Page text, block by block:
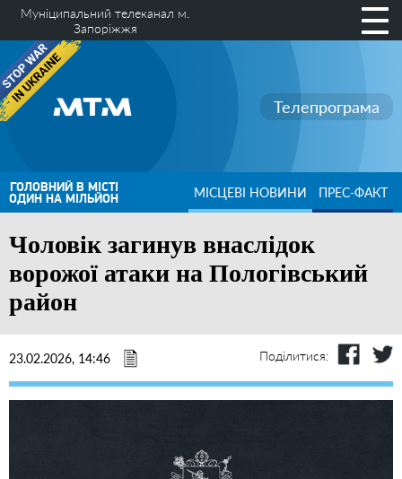
Муніципальний телеканал м.
Запоріжжя
Телепрограма
ГОЛОВНИЙ В МІСТІ
ОДИН НА МІЛЬЙОН МІСЦЕВІ НОВИНИ ПРЕС-ФАКТ
Чоловік загинув внаслідок
ворожої атаки на Пологівський
район
23.02.2026, 14:46 Поділитися: